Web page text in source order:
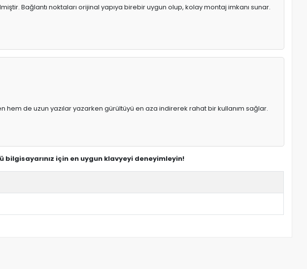
Bağlantı noktaları orijinal yapıya birebir uygun olup, kolay montaj imkanı sunar.
hem de uzun yazılar yazarken gürültüyü en aza indirerek rahat bir kullanım sağlar.
bilgisayarınız için en uygun klavyeyi deneyimleyin!